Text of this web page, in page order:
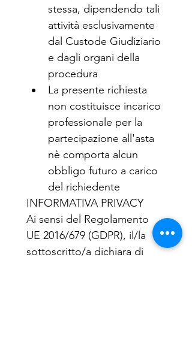
stessa, dipendendo tali
attività esclusivamente
dal Custode Giudiziario
e dagli organi della
procedura
La presente richiesta
non costituisce incarico
professionale per la
partecipazione all'asta
nè comporta alcun
obbligo futuro a carico
del richiedente
INFORMATIVA PRIVACY
Ai sensi del Regolamento
UE 2016/679 (GDPR), il/la
sottoscritto/a dichiara di